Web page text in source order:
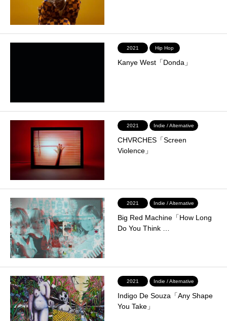
2021 Hip Hop
Kanye West「Donda」
2021 Indie / Alternative
CHVRCHES「Screen
Violence」
2021 Indie / Alternative
Big Red Machine「How Long
Do You Think …
2021 Indie / Alternative
Indigo De Souza「Any Shape
You Take」